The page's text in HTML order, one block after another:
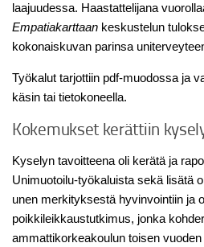
laajuudessa. Haastattelijana
Empatiakarttaan keskustelun
kokonaiskuvan parinsa
Työkalut tarjottiin pdf-muodossa ja
käsin tai tietokoneella.
Kokemukset kerättiin
Kyselyn tavoitteena oli kerätä ja
Unimuotoilu-työkaluista sekä lisätä
unen merkityksestä hyvinvointiin ja
poikkileikkaustutkimus, jonka
ammattikorkeakoulun toisen